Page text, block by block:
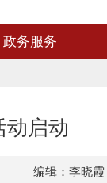
政务服务
动启动
编辑：李晓霞